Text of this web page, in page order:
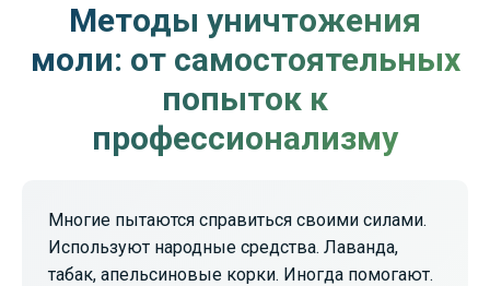
Методы уничтожения
моли: от самостоятельных
попыток к
профессионализму
Многие пытаются справиться своими силами.
Используют народные средства. Лаванда,
табак, апельсиновые корки. Иногда помогают.